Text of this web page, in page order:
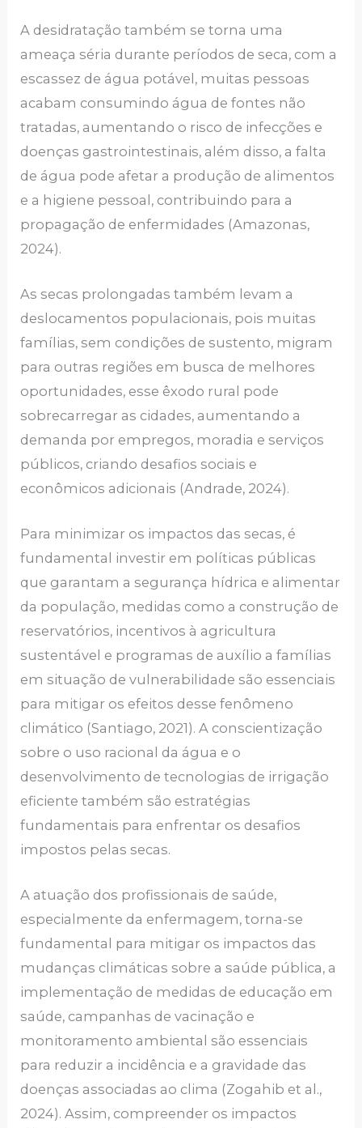
A desidratação também se torna uma
ameaça séria durante períodos de seca, com a
escassez de água potável, muitas pessoas
acabam consumindo água de fontes não
tratadas, aumentando o risco de infecções e
doenças gastrointestinais, além disso, a falta
de água pode afetar a produção de alimentos
e a higiene pessoal, contribuindo para a
propagação de enfermidades (Amazonas,
2024).
As secas prolongadas também levam a
deslocamentos populacionais, pois muitas
famílias, sem condições de sustento, migram
para outras regiões em busca de melhores
oportunidades, esse êxodo rural pode
sobrecarregar as cidades, aumentando a
demanda por empregos, moradia e serviços
públicos, criando desafios sociais e
econômicos adicionais (Andrade, 2024).
Para minimizar os impactos das secas, é
fundamental investir em políticas públicas
que garantam a segurança hídrica e alimentar
da população, medidas como a construção de
reservatórios, incentivos à agricultura
sustentável e programas de auxílio a famílias
em situação de vulnerabilidade são essenciais
para mitigar os efeitos desse fenômeno
climático (Santiago, 2021). A conscientização
sobre o uso racional da água e o
desenvolvimento de tecnologias de irrigação
eficiente também são estratégias
fundamentais para enfrentar os desafios
impostos pelas secas.
A atuação dos profissionais de saúde,
especialmente da enfermagem, torna-se
fundamental para mitigar os impactos das
mudanças climáticas sobre a saúde pública, a
implementação de medidas de educação em
saúde, campanhas de vacinação e
monitoramento ambiental são essenciais
para reduzir a incidência e a gravidade das
doenças associadas ao clima (Zogahib et al.,
2024). Assim, compreender os impactos